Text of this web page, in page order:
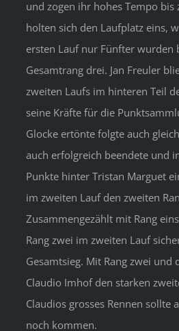
und zogen ihr hohes Tempo bis
holten sich den Laufplatz eins,
ersten Lauf nur Fünfter wurden
Gesamtrang drei. Jan Freuler
zweiten Laufs im hinteren Teil
seine Kräfte für die
Glocke ertönte folgte auch
auch erfolgreich beendete und
Punkte hinter Tristan Marguet
im zweiten Lauf den zweiten
Zusammengezählt mit Rang
Rang zwei im zweiten Lauf
Gesamtsieg. Mit Rang zwei und
Claudio Imhof den starken
Claudios grosses Rennen sollte
noch kommen.